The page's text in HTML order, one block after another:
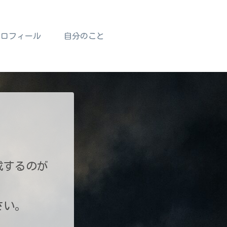
フィール 自分のこと
するのが
。